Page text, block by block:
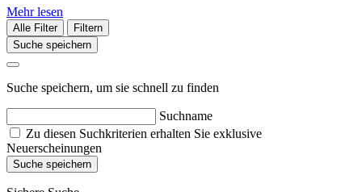
Mehr lesen
Alle Filter
Filtern
Suche speichern
Suche speichern, um sie schnell zu finden
Suchname
Zu diesen Suchkriterien erhalten Sie exklusive
Neuerscheinungen
Suche speichern